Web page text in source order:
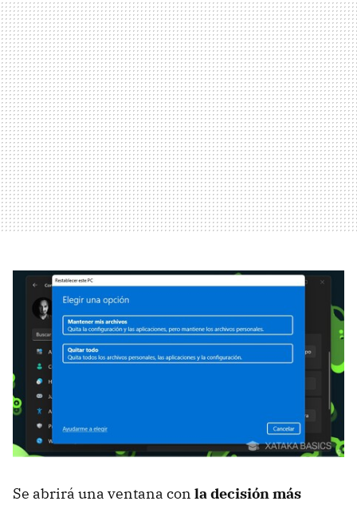
Se abrirá una ventana con la decisión más